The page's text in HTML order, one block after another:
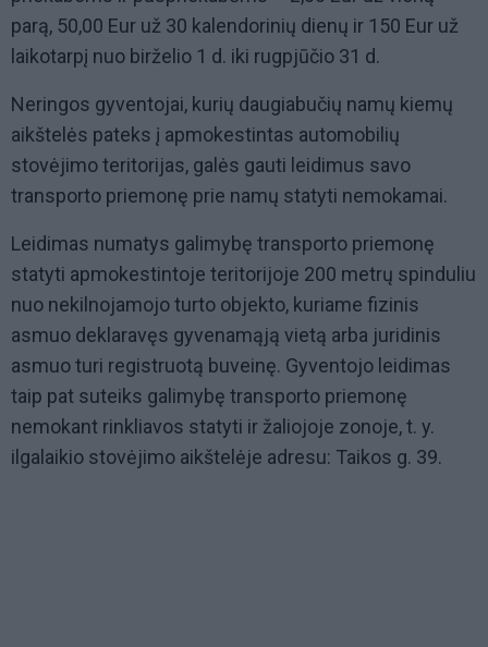
parą, 50,00 Eur už 30 kalendorinių dienų ir 150 Eur už
laikotarpį nuo birželio 1 d. iki rugpjūčio 31 d.
Neringos gyventojai, kurių daugiabučių namų kiemų
aikštelės pateks į apmokestintas automobilių
stovėjimo teritorijas, galės gauti leidimus savo
transporto priemonę prie namų statyti nemokamai.
Leidimas numatys galimybę transporto priemonę
statyti apmokestintoje teritorijoje 200 metrų spinduliu
nuo nekilnojamojo turto objekto, kuriame fizinis
asmuo deklaravęs gyvenamąją vietą arba juridinis
asmuo turi registruotą buveinę. Gyventojo leidimas
taip pat suteiks galimybę transporto priemonę
nemokant rinkliavos statyti ir žaliojoje zonoje, t. y.
ilgalaikio stovėjimo aikštelėje adresu: Taikos g. 39.